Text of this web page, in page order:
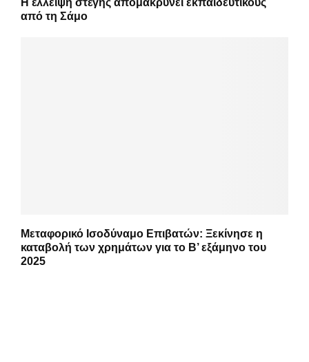
από τη Σάμο
Μεταφορικό Ισοδύναμο Επιβατών: Ξεκίνησε η
καταβολή των χρημάτων για το Β’ εξάμηνο του
2025